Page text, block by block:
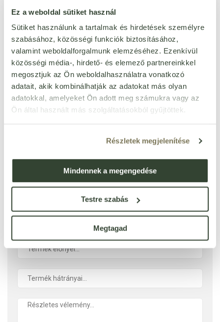
Ez a weboldal sütiket használ
Sütiket használunk a tartalmak és hirdetések személyre
szabásához, közösségi funkciók biztosításához,
valamint weboldalforgalmunk elemzéséhez. Ezenkívül
közösségi média-, hirdető- és elemező partnereinkkel
megosztjuk az Ön weboldalhasználatra vonatkozó
adatait, akik kombinálhatják az adatokat más olyan
adatokkal, amelyeket Ön adott meg számukra vagy az
Ön által használt más szolgáltatásokból gyűjtöttek.
Részletek megjelenítése
Mindennek a megengedése
Testre szabás
Megtagad
rákféléktől mentes
szezámmagtól mentes Igen
csillagfürttől mentes
méztől mentes Igen
szójamentes